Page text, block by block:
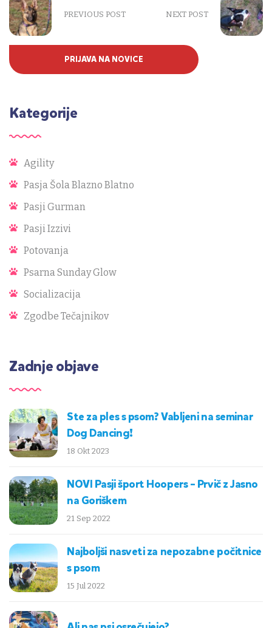
PREVIOUS POST NEXT POST
PRIJAVA NA NOVICE
Kategorije
Agility
Pasja Šola Blazno Blatno
Pasji Gurman
Pasji Izzivi
Potovanja
Psarna Sunday Glow
Socializacija
Zgodbe Tečajnikov
Zadnje objave
Ste za ples s psom? Vabljeni na seminar
Dog Dancing!
18 Okt 2023
NOVI Pasji šport Hoopers – Prvič z Jasno
na Goriškem
21 Sep 2022
Najboljši nasveti za nepozabne počitnice
s psom
15 Jul 2022